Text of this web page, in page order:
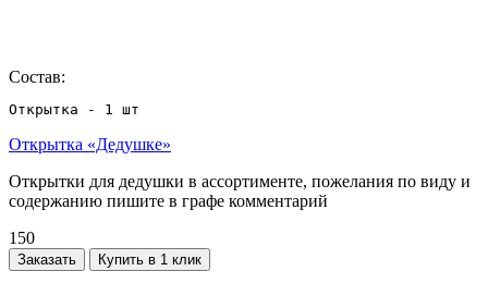
Состав:
Открытка - 1 шт
Открытка «Дедушке»
Открытки для дедушки в ассортименте, пожелания по виду и
содержанию пишите в графе комментарий
150
Заказать Купить в 1 клик